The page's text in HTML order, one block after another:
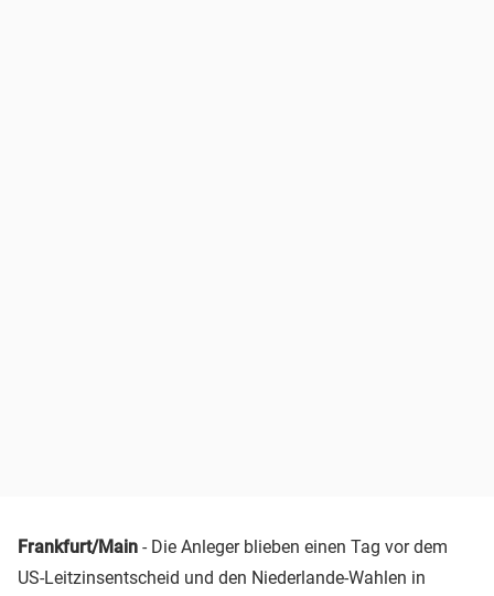
Frankfurt/Main - Die Anleger blieben einen Tag vor dem
US-Leitzinsentscheid und den Niederlande-Wahlen in